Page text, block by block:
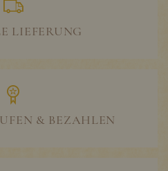
LIEFERUNG
& BEZAHLEN